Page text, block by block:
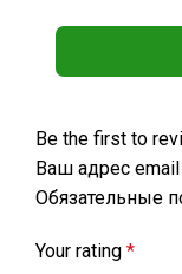
Be the first to
Ваш адрес
Обязательные
Your rating *